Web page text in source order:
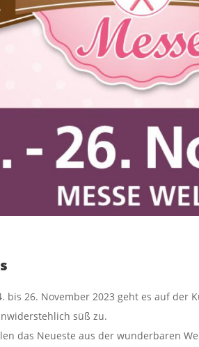
bis 26. November 2023 geht es auf der
süß zu.
das Neueste aus der wunderbaren